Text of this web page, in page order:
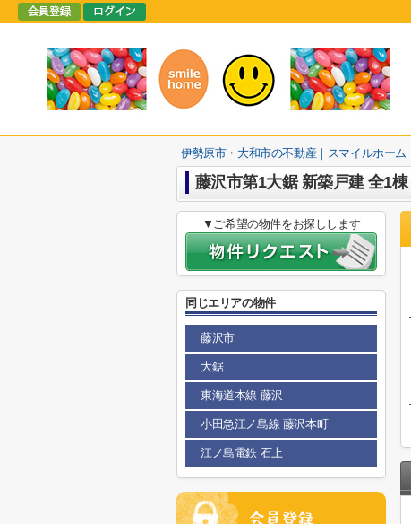
伊勢原市・大和市の不動産｜スマイルホーム
藤沢市第1大鋸 新築戸建 全1棟
▼ご希望の物件をお探しします
同じエリアの物件
藤沢市
大鋸
東海道本線 藤沢
小田急江ノ島線 藤沢本町
江ノ島電鉄 石上